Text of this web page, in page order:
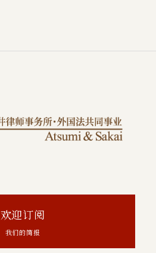
欢迎订阅
我们的简报